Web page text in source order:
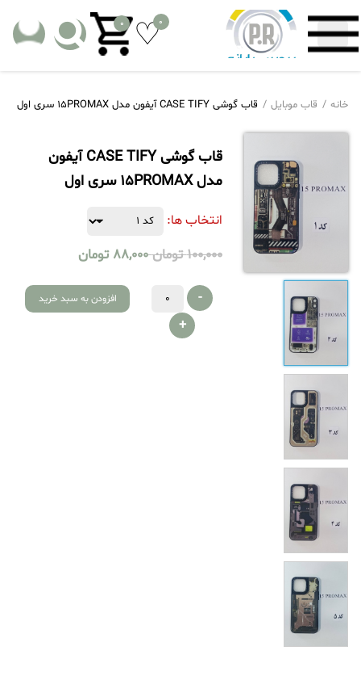
0
0
خانه قاب موبایل قاب گوشی CASE TIFY آیفون مدل 15PROMAX سری اول
قاب گوشی CASE TIFY آیفون
مدل 15PROMAX سری اول
انتخاب ها:
100,000 تومان 88,000 تومان
-
+
افزودن به سبد خرید